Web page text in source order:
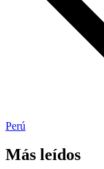
Perú
Más leídos